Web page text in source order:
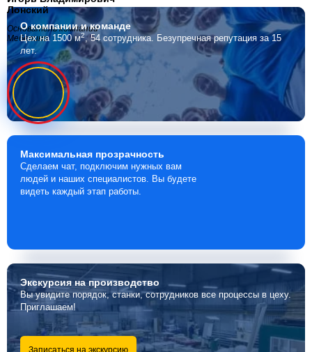
Лонский
Основатель компании
Мебелино
О компаниии команде
Цех на 1500 м2, 54 сотрудника. Безупречная репутация за 15
лет.
Максимальная прозрачность
Сделаем чат, подключим нужных вам
людей и наших специалистов. Вы будете
видеть каждый этап работы.
Экскурсияна производство
Вы увидите порядок, станки, сотрудников все процессы в цеху.
Приглашаем!
Записаться на экскурсию